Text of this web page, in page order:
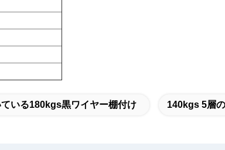
いる180kgs黒ワイヤー棚付け 140kgs 5層